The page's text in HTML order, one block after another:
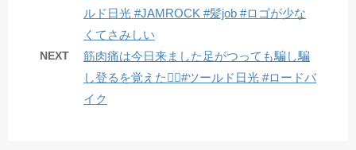
ルド日光 #JAMROCK #髪job #ロゴが少な
くてさみしい
NEXT
筋肉痛は今日来ました足がつっても騙し騙
し登るを覚えた🚴‍♂️#ツールド日光 #ロードバ
イク